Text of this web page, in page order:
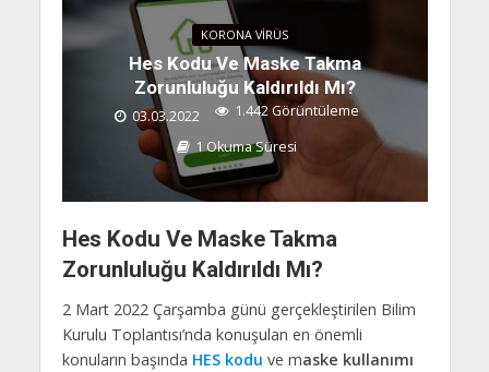
KORONA VIRÜS
Hes Kodu Ve Maske Takma
Zorunluluğu Kaldırıldı Mı?
03.03.2022
1.442 Görüntüleme
1 Okuma Süresi
Hes Kodu Ve Maske Takma
Zorunluluğu Kaldırıldı Mı?
2 Mart 2022 Çarşamba günü gerçekleştirilen Bilim
Kurulu Toplantısı’nda konuşulan en önemli
konuların başında HES kodu ve maske kullanımı